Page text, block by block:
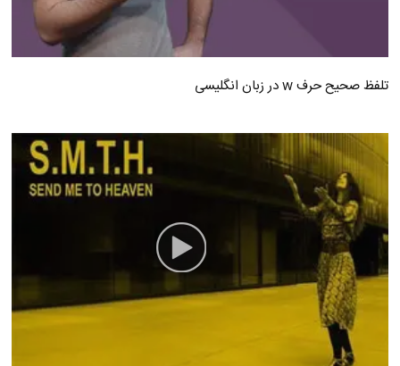
تلفظ صحیح حرف w در زبان انگلیسی